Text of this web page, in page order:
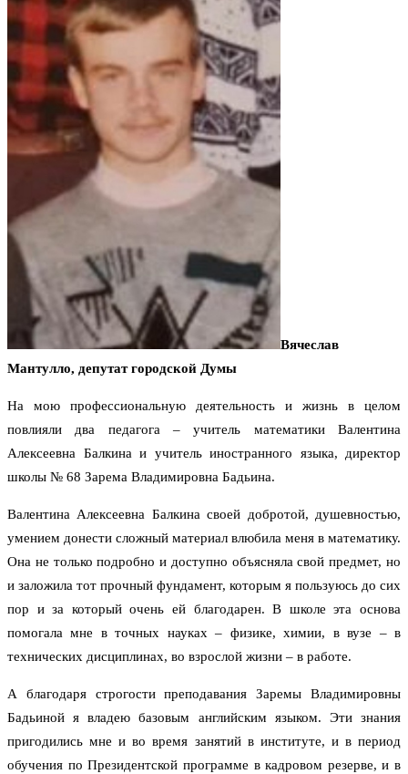
Вячеслав
Мантулло, депутат городской Думы
На мою профессиональную деятельность и жизнь в целом
повлияли два педагога – учитель математики Валентина
Алексеевна Балкина и учитель иностранного языка, директор
школы № 68 Зарема Владимировна Бадьина.
Валентина Алексеевна Балкина своей добротой, душевностью,
умением донести сложный материал влюбила меня в математику.
Она не только подробно и доступно объясняла свой предмет, но
и заложила тот прочный фундамент, которым я пользуюсь до сих
пор и за который очень ей благодарен. В школе эта основа
помогала мне в точных науках – физике, химии, в вузе – в
технических дисциплинах, во взрослой жизни – в работе.
А благодаря строгости преподавания Заремы Владимировны
Бадьиной я владею базовым английским языком. Эти знания
пригодились мне и во время занятий в институте, и в период
обучения по Президентской программе в кадровом резерве, и в